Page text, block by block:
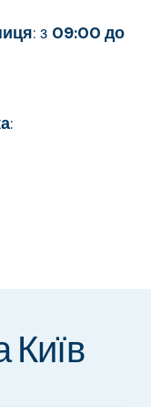
: з 09:00 до
:
Київ